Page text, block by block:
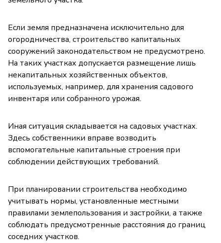
Если земля предназначена исключительно для
огородничества, строительство капитальных
сооружений законодательством не предусмотрено.
На таких участках допускается размещение лишь
некапитальных хозяйственных объектов,
используемых, например, для хранения садового
инвентаря или собранного урожая.
Иная ситуация складывается на садовых участках.
Здесь собственники вправе возводить
вспомогательные капитальные строения при
соблюдении действующих требований.
При планировании строительства необходимо
учитывать нормы, установленные местными
правилами землепользования и застройки, а также
соблюдать предусмотренные расстояния до границ
соседних участков.